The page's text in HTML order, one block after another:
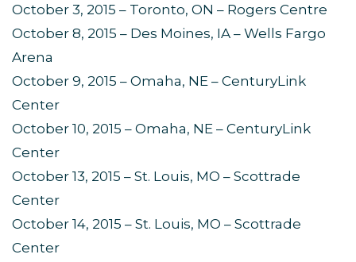
October 3, 2015 – Toronto, ON – Rogers Centre
October 8, 2015 – Des Moines, IA – Wells Fargo
Arena
October 9, 2015 – Omaha, NE – CenturyLink
Center
October 10, 2015 – Omaha, NE – CenturyLink
Center
October 13, 2015 – St. Louis, MO – Scottrade
Center
October 14, 2015 – St. Louis, MO – Scottrade
Center